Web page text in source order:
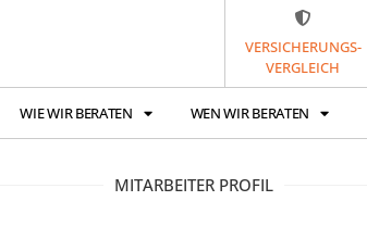
VERSICHERUNGS-
VERGLEICH
WIE WIR BERATEN WEN WIR BERATEN
MITARBEITER PROFIL